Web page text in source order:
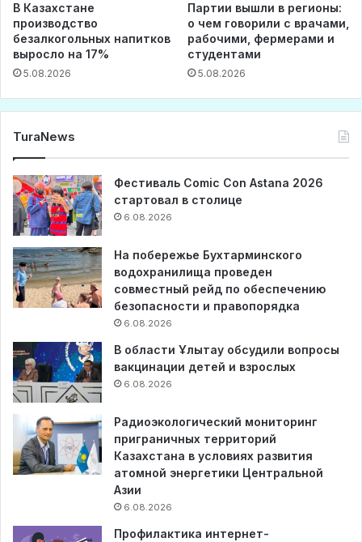
В Казахстане
производство
безалкогольных напитков
выросло на 17%
5.08.2026
Партии вышли в регионы:
о чем говорили с врачами,
рабочими, фермерами и
студентами
5.08.2026
TuraNews
Фестиваль Comic Con Astana 2026
стартовал в столице
6.08.2026
На побережье Бухтарминского
водохранилища проведен
совместный рейд по обеспечению
безопасности и правопорядка
6.08.2026
В области Ұлытау обсудили вопросы
вакцинации детей и взрослых
6.08.2026
Радиоэкологический мониторинг
приграничных территорий
Казахстана в условиях развития
атомной энергетики Центральной
Азии
6.08.2026
Профилактика интернет-